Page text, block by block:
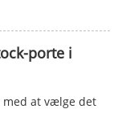
porte i
at vælge det